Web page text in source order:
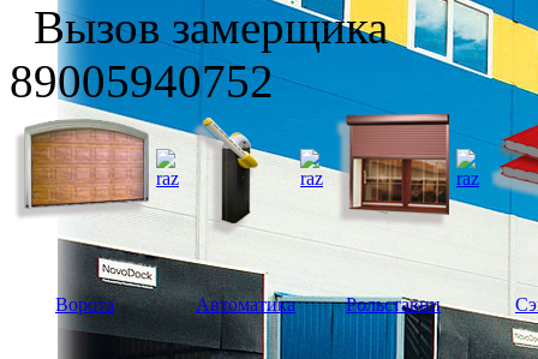
Вызов замерщика
89005940752
Ворота Автоматика Рольставни